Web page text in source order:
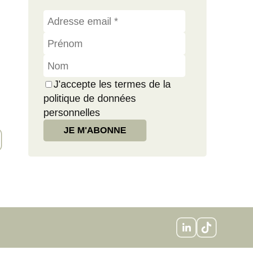
J'accepte les termes de la
politique de données
personnelles